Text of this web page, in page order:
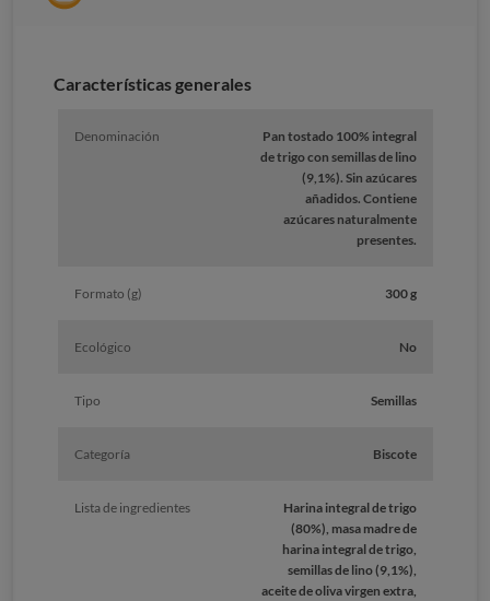
Características generales
Denominación
Pan tostado 100% integral
de trigo con semillas de lino
(9,1%). Sin azúcares
añadidos. Contiene
azúcares naturalmente
presentes.
Formato (g) 300 g
Ecológico No
Tipo Semillas
Categoría Biscote
Lista de ingredientes
Harina integral de trigo
(80%), masa madre de
harina integral de trigo,
semillas de lino (9,1%),
aceite de oliva virgen extra,